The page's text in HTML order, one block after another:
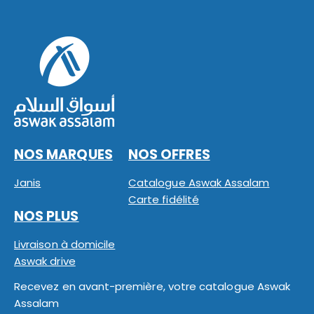
NOS MARQUES
Janis
NOS OFFRES
Catalogue Aswak Assalam
Carte fidélité
NOS PLUS
Livraison à domicile
Aswak drive
Recevez en avant-première, votre catalogue Aswak
Assalam